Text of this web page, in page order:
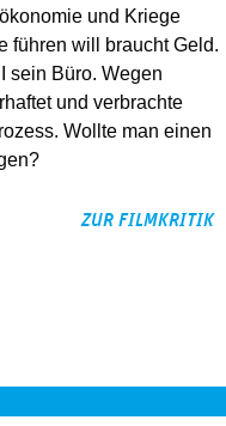
und Kriege
führen will braucht Geld.
sein Büro. Wegen
und verbrachte
Wollte man einen
ZUR FILMKRITIK